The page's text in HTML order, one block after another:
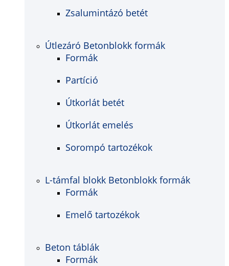
Zsalumintázó betét
Útlezáró Betonblokk formák
Formák
Partíció
Útkorlát betét
Útkorlát emelés
Sorompó tartozékok
L-támfal blokk Betonblokk formák
Formák
Emelő tartozékok
Beton táblák
Formák